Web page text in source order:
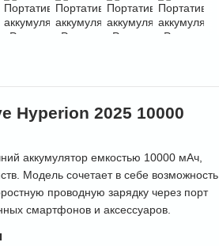
Hyperion 2025 10000
аккумулятор емкостью 10000 мАч,
Модель сочетает в себе возможность
проводную зарядку через порт
смартфонов и аксессуаров.